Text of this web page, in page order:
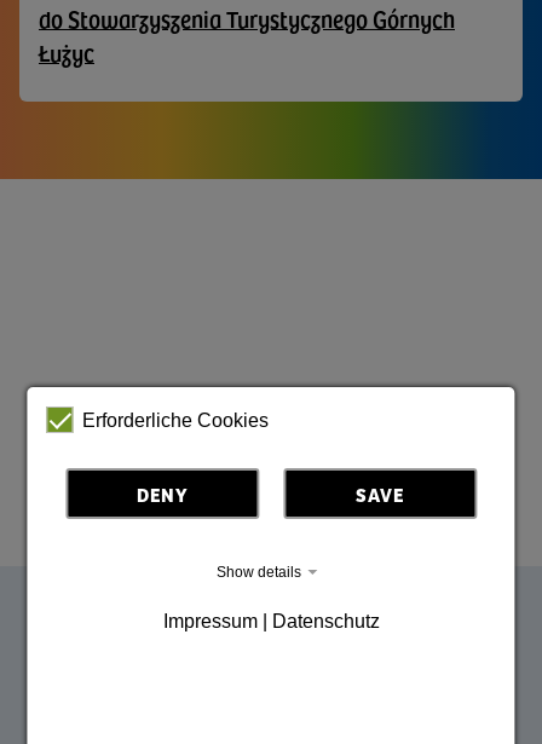
do Stowarzyszenia Turystycznego Górnych
Łużyc
Erforderliche Cookies
DENY SAVE
Show details
Impressum | Datenschutz